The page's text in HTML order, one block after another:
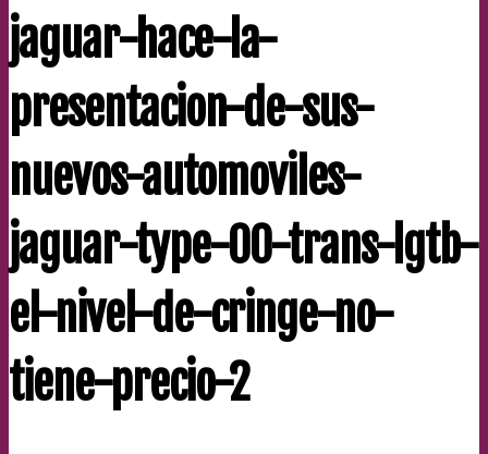
jaguar-hace-la-
presentacion-de-sus-
nuevos-automoviles-
jaguar-type-00-trans-lgtb-
el-nivel-de-cringe-no-
tiene-precio-2